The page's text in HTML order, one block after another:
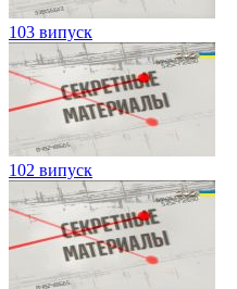
103 випуск
102 випуск